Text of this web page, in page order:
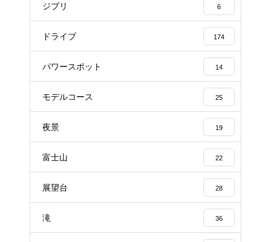
ジブリ 6
ドライブ 174
パワースポット 14
モデルコース 25
夜景 19
富士山 22
展望台 28
滝 36